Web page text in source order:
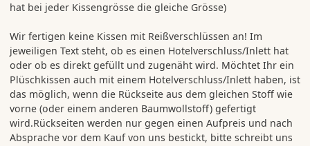
hat bei jeder Kissengrösse die gleiche Grösse)
Wir fertigen keine Kissen mit Reißverschlüssen an! Im
jeweiligen Text steht, ob es einen Hotelverschluss/Inlett hat
oder ob es direkt gefüllt und zugenäht wird. Möchtet Ihr ein
Plüschkissen auch mit einem Hotelverschluss/Inlett haben, ist
das möglich, wenn die Rückseite aus dem gleichen Stoff wie
vorne (oder einem anderen Baumwollstoff) gefertigt
wird.Rückseiten werden nur gegen einen Aufpreis und nach
Absprache vor dem Kauf von uns bestickt, bitte schreibt uns